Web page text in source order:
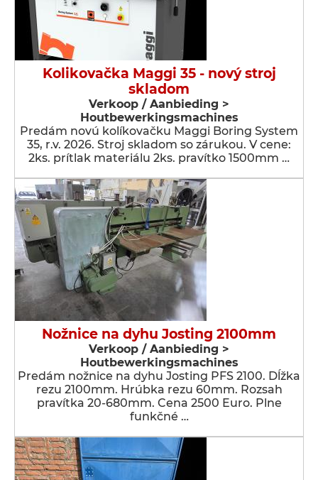
Kolikovačka Maggi 35 - nový stroj
skladom
Verkoop / Aanbieding >
Houtbewerkingsmachines
Predám novú kolíkovačku Maggi Boring System
35, r.v. 2026. Stroj skladom so zárukou. V cene:
2ks. prítlak materiálu 2ks. pravítko 1500mm …
Nožnice na dyhu Josting 2100mm
Verkoop / Aanbieding >
Houtbewerkingsmachines
Predám nožnice na dyhu Josting PFS 2100. Dĺžka
rezu 2100mm. Hrúbka rezu 60mm. Rozsah
pravítka 20-680mm. Cena 2500 Euro. Plne
funkčné …